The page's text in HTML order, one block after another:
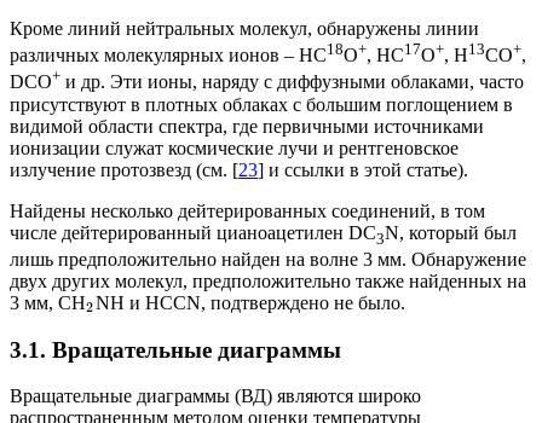
Кроме линий нейтральных молекул, обнаружены линии
различных молекулярных ионов – HC18O+, HC17O+, H13CO+,
DCO+ и др. Эти ионы, наряду с диффузными облаками, часто
присутствуют в плотных облаках с большим поглощением в
видимой области спектра, где первичными источниками
ионизации служат космические лучи и рентгеновское
излучение протозвезд (см. [23] и ссылки в этой статье).
Найдены несколько дейтерированных соединений, в том
числе дейтерированный цианоацетилен DC3N, который был
лишь предположительно найден на волне 3 мм. Обнаружение
двух других молекул, предположительно также найденных на
3 мм, CH2NH и HCCN, подтверждено не было.
3.1. Вращательные диаграммы
Вращательные диаграммы (ВД) являются широко
распространенным методом оценки температуры